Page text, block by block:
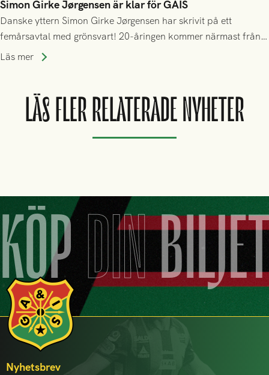
Simon Girke Jørgensen är klar för GAIS
Danske yttern Simon Girke Jørgensen har skrivit på ett
femårsavtal med grönsvart! 20-åringen kommer närmast från
spel i färöiska Skála IF.
Läs mer
LÄS FLER RELATERADE NYHETER
KÖPDIN
Nyhetsbrev